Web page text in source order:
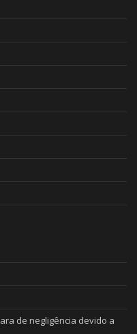
de negligência devido a